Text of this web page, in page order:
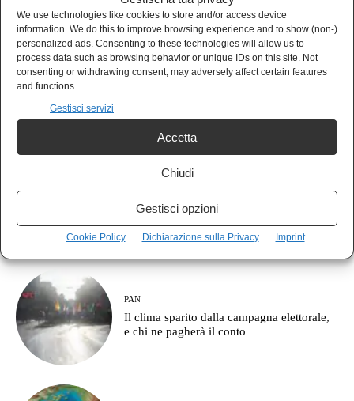
We use technologies like cookies to store and/or access device
information. We do this to improve browsing experience and to show (non-)
personalized ads. Consenting to these technologies will allow us to
process data such as browsing behavior or unique IDs on this site. Not
consenting or withdrawing consent, may adversely affect certain features
and functions.
Gestisci servizi
Accetta
Chiudi
Gestisci opzioni
Cookie Policy Dichiarazione sulla Privacy Imprint
La NATO sunnita è nata alla Mecca e
l’Europa continua a parlare di corridoi
commerciali
PAN
Il clima sparito dalla campagna elettorale,
e chi ne pagherà il conto